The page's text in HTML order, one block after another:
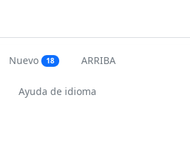
Nuevo 18 ARRIBA
Ayuda de idioma